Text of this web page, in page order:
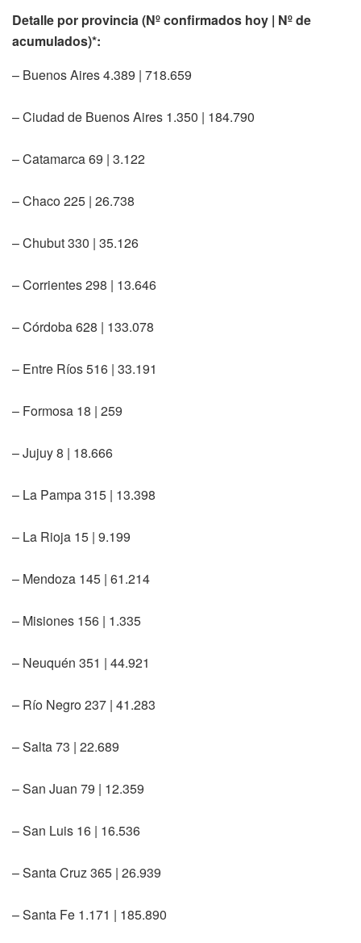
Detalle por provincia (Nº confirmados hoy | Nº de
acumulados)*:
– Buenos Aires 4.389 | 718.659
– Ciudad de Buenos Aires 1.350 | 184.790
– Catamarca 69 | 3.122
– Chaco 225 | 26.738
– Chubut 330 | 35.126
– Corrientes 298 | 13.646
– Córdoba 628 | 133.078
– Entre Ríos 516 | 33.191
– Formosa 18 | 259
– Jujuy 8 | 18.666
– La Pampa 315 | 13.398
– La Rioja 15 | 9.199
– Mendoza 145 | 61.214
– Misiones 156 | 1.335
– Neuquén 351 | 44.921
– Río Negro 237 | 41.283
– Salta 73 | 22.689
– San Juan 79 | 12.359
– San Luis 16 | 16.536
– Santa Cruz 365 | 26.939
– Santa Fe 1.171 | 185.890